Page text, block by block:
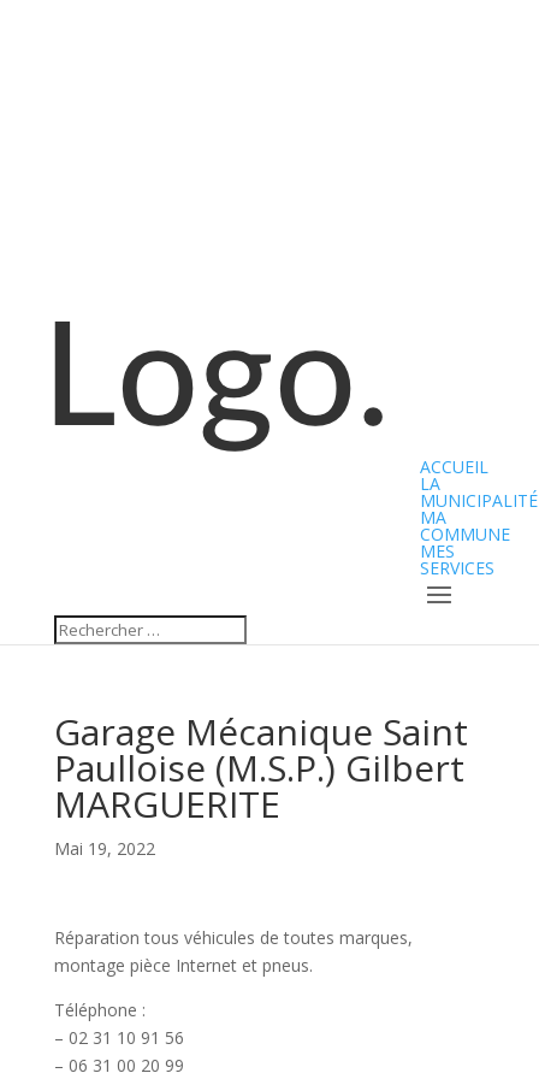
ACCUEIL
LA
MUNICIPALITÉ
MA
COMMUNE
MES
SERVICES
Garage Mécanique Saint
Paulloise (M.S.P.) Gilbert
MARGUERITE
Mai 19, 2022
Réparation tous véhicules de toutes marques,
montage pièce Internet et pneus.
Téléphone :
– 02 31 10 91 56
– 06 31 00 20 99